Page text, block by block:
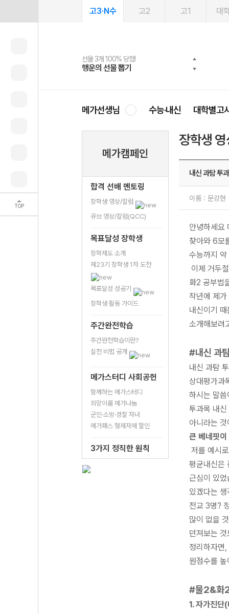
TOP
고3·N수 고2 고1 대
선물 3개 100% 당첨!
행운의 선물 뽑기
선물 100% 증정!
메가스터디 X 올리브
여름방학 스터디 캐시백
메가런 썸머스쿨
2027 러셀 단과
강사 공개선발
스마트러닝앱
설문 EVENT
메가패스
3일 무료 체험권
메가패스 수강생 무료혜택!
메가클럽 멤버십
사회공헌 캠페인
희망이룸 메가나눔
메가선생님 수능·내신 대학별고
메가캠페인
합격 선배 멘토링
장학생 영상/칼럼
큐브 영상/칼럼(QCC)
목표달성 장학생
장학제도 소개
제23기 장학생 1차 도전
목표달성 성공기
장학생 활동 가이드
주간완전학습
주간완전학습이란?
실천 비법 공개
메가스터디 사회공헌
함께하는 메가스터디
희망이룸 메가나눔
군인·소방·경찰 자녀
메가패스 형제자매 할인
3가지 정직한 원칙
장학생
내신 과탐 투
이름 : 문강
안녕하세요
찾아와 6모
수능까지
이제 거두
화2 공부법
작년에 제
내신이기
소개해보려
#내신 과
내신 과탐
상대평가과
하시는 말
투과목 내
아니라는
큰 베네핏
저를 예시
평균내신은
근심이 있
있겠다는
전교 3명?
많이 없을
던져보는
정리하자면
원점수를
#물2&화
1. 자가진단